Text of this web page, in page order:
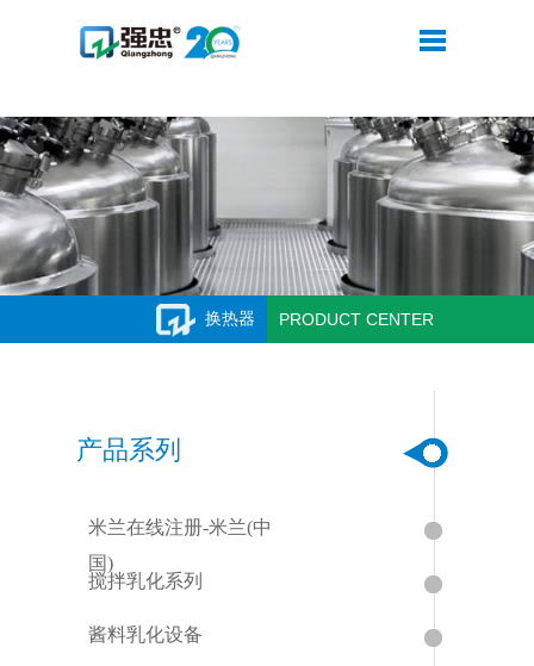
米兰在线注册
换热器 PRODUCT CENTER
产品系列
米兰在线注册-米兰(中
国)
搅拌乳化系列
酱料乳化设备